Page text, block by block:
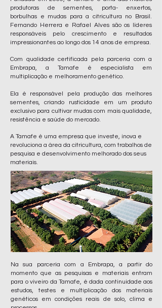
produtoras de sementes, porta- enxertos,
borbulhas e mudas para a citricultura no Brasil.
Fernando Herrera e Rafael Alves são os líderes
responsáveis pelo crescimento e resultados
impressionantes ao longo dos 14 anos de empresa.
Com qualidade certificada pela parceria com a
Embrapa, a Tamafe é especialista em
multiplicação e melhoramento genético.
Ela é responsável pela produção das melhores
sementes, criando rusticidade em um produto
exclusivo para cultivar mudas com mais qualidade,
resistência e saúde do mercado.
A Tamafe é uma empresa que investe, inova e
revoluciona a área da citricultura, com trabalhos de
pesquisa e desenvolvimento melhorado dos seus
materiais.
Na sua parceria com a Embrapa, a partir do
momento que as pesquisas e materiais entram
para o viveiro da Tamafe, é dada continuidade aos
estudos, testes e multiplicação dos materiais
genéticos em condições reais de solo, clima e